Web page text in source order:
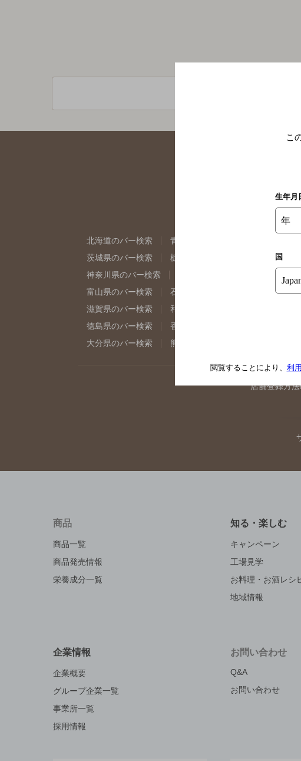
北海道のバー検索 青森県のバー検索
茨城県のバー検索
栃木県のバー検索 群馬県のバ
神奈川県のバー検索
埼玉県の
富山県のバー検索
石川県のバー検索 福井県のバ
滋賀県のバー検索
和歌山県のバー検索
徳島県のバー検索
香川県のバー検索
大分県のバー検索
熊本県のバー検索
店舗登録方
商品
商品一覧
商品発売情報
栄養成分一覧
知る・楽しむ
キャンペーン
工場見学
お料理・お酒レシ
地域情報
企業情報
企業概要
グループ企業一覧
事業所一覧
採用情報
お問い合わせ
Q&A
お問い合わせ
こ
生年月
年
国
閲覧することにより、 利